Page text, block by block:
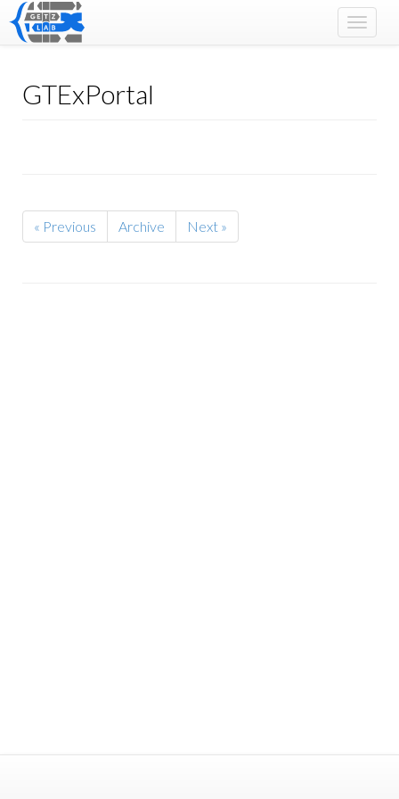
Toggle
GTExPortal
« Previous Archive Next »